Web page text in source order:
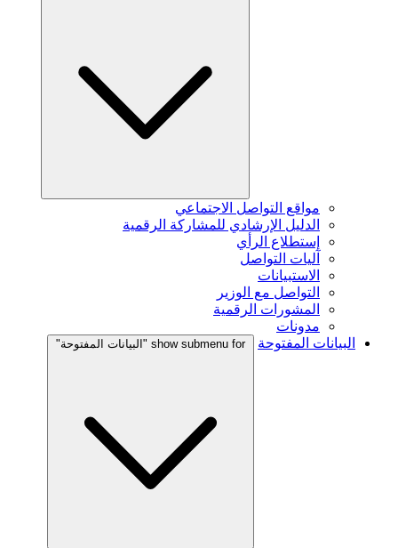
مواقع التواصل الاجتماعي
الدليل الإرشادي للمشاركة الرقمية
إستطلاع الرأي
آليات التواصل
الاستبيانات
التواصل مع الوزير
المشورات الرقمية
مدونات
البيانات المفتوحة
show submenu for "البيانات المفتوحة"